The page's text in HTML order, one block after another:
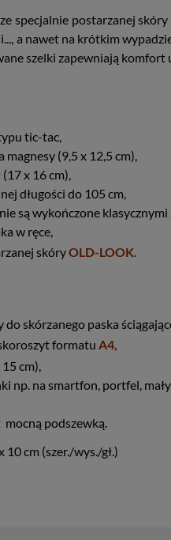
specjalnie postarzanej skóry
a nawet na krótkim
szelki zapewniają komfort
tic-tac,
(9,5 x 12,5 cm),
x 16 cm),
długości do 105 cm,
są wykończone klasycznymi
w ręce,
skóryOLD-LOOK.
skórzanego paska
formatu A4,
cm),
np. na smartfon, portfel,
mocną podszewką.
cm (szer./wys./gł.)